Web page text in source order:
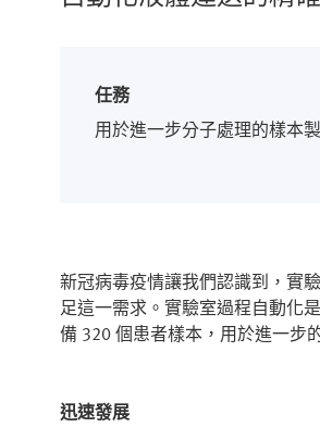
任務
用於進一步分子處理的樣本
新冠病毒疫情讓我們認識到，實
足這一需求。實驗室過程自動化
備 320 個患者樣本，用於進一步
迅速發展